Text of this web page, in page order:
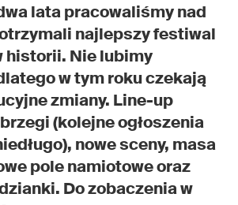
lata pracowaliśmy nad
najlepszy festiwal
historii. Nie lubimy
w tym roku czekają
zmiany. Line-up
(kolejne ogłoszenia
nowe sceny, masa
pole namiotowe oraz
Do zobaczenia w